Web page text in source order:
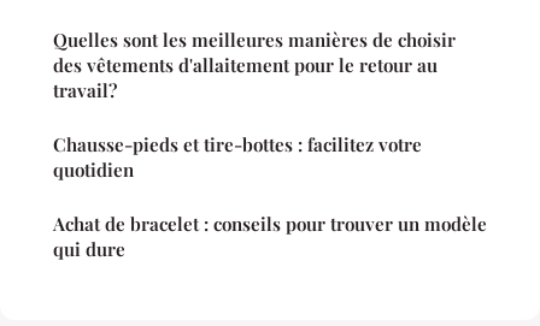
Quelles sont les meilleures manières de choisir
des vêtements d'allaitement pour le retour au
travail?
Chausse-pieds et tire-bottes : facilitez votre
quotidien
Achat de bracelet : conseils pour trouver un modèle
qui dure